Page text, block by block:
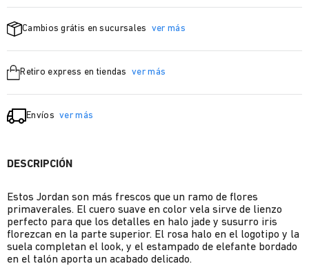
Cambios grátis en sucursales ver más
Retiro express en tiendas ver más
Envíos ver más
DESCRIPCIÓN
Estos Jordan son más frescos que un ramo de flores
primaverales. El cuero suave en color vela sirve de lienzo
perfecto para que los detalles en halo jade y susurro iris
florezcan en la parte superior. El rosa halo en el logotipo y la
suela completan el look, y el estampado de elefante bordado
en el talón aporta un acabado delicado.